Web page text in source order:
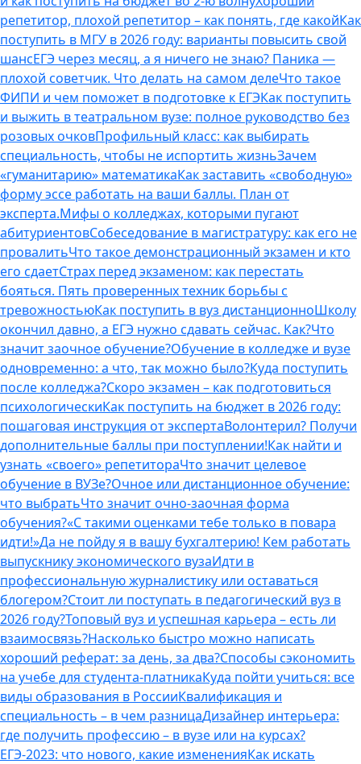
репетитор, плохой репетитор – как понять, где какойКак
поступить в МГУ в 2026 году: варианты повысить свой
шансЕГЭ через месяц, а я ничего не знаю? Паника —
плохой советчик. Что делать на самом делеЧто такое
ФИПИ и чем поможет в подготовке к ЕГЭКак поступить
и выжить в театральном вузе: полное руководство без
розовых очковПрофильный класс: как выбирать
специальность, чтобы не испортить жизньЗачем
«гуманитарию» математикаКак заставить «свободную»
форму эссе работать на ваши баллы. План от
эксперта.Мифы о колледжах, которыми пугают
абитуриентовСобеседование в магистратуру: как его не
провалитьЧто такое демонстрационный экзамен и кто
его сдаетСтрах перед экзаменом: как перестать
бояться. Пять проверенных техник борьбы с
тревожностьюКак поступить в вуз дистанционноШколу
окончил давно, а ЕГЭ нужно сдавать сейчас. Как?Что
значит заочное обучение?Обучение в колледже и вузе
одновременно: а что, так можно было?Куда поступить
после колледжа?Скоро экзамен – как подготовиться
психологическиКак поступить на бюджет в 2026 году:
пошаговая инструкция от экспертаВолонтерил? Получи
дополнительные баллы при поступлении!Как найти и
узнать «своего» репетитораЧто значит целевое
обучение в ВУЗе?Очное или дистанционное обучение:
что выбратьЧто значит очно-заочная форма
обучения?«С такими оценками тебе только в повара
идти!»Да не пойду я в вашу бухгалтерию! Кем работать
выпускнику экономического вузаИдти в
профессиональную журналистику или оставаться
блогером?Стоит ли поступать в педагогический вуз в
2026 году?Топовый вуз и успешная карьера – есть ли
взаимосвязь?Насколько быстро можно написать
хороший реферат: за день, за два?Способы сэкономить
на учебе для студента-платникаКуда пойти учиться: все
виды образования в РоссииКвалификация и
специальность – в чем разницаДизайнер интерьера:
где получить профессию – в вузе или на курсах?
ЕГЭ-2023: что нового, какие измененияКак искать